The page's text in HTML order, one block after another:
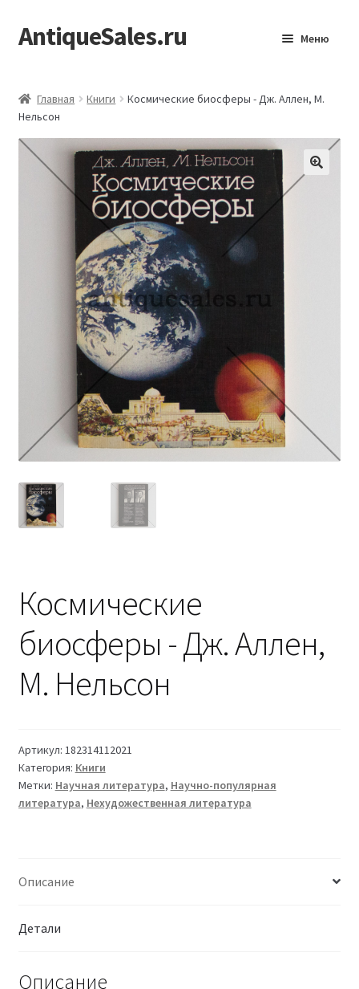
Перейти
к
Перейти
к
AntiqueSales.ru Меню
Главная Книги
Космические биосферы - Дж. Аллен, М.
Нельсон
Космические
биосферы - Дж. Аллен,
М. Нельсон
Артикул: 182314112021
Категория: Книги
Метки: Научная литература, Научно-популярная
литература, Нехудожественная литература
Описание
Детали
Описание